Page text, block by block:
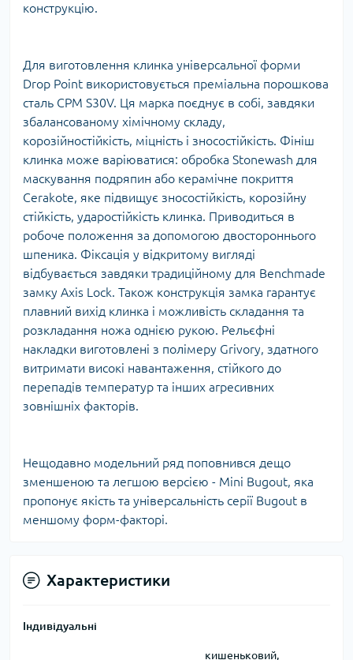
конструкцію.
Для виготовлення клинка універсальної форми
Drop Point використовується преміальна порошкова
сталь CPM S30V. Ця марка поєднує в собі, завдяки
збалансованому хімічному складу,
корозійностійкість, міцність і зносостійкість. Фініш
клинка може варіюватися: обробка Stonewash для
маскування подряпин або керамічне покриття
Cerakote, яке підвищує зносостійкість, корозійну
стійкість, ударостійкість клинка. Приводиться в
робоче положення за допомогою двостороннього
шпеника. Фіксація у відкритому вигляді
відбувається завдяки традиційному для Benchmade
замку Axis Lock. Також конструкція замка гарантує
плавний вихід клинка і можливість складання та
розкладання ножа однією рукою. Рельєфні
накладки виготовлені з полімеру Grivory, здатного
витримати високі навантаження, стійкого до
перепадів температур та інших агресивних
зовнішніх факторів.
Нещодавно модельний ряд поповнився дещо
зменшеною та легшою версією - Mini Bugout, яка
пропонує якість та універсальність серії Bugout в
меншому форм-факторі.
Характеристики
Індивідуальні
кишеньковий,